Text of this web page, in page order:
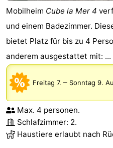
Mobilheim Cube la Mer 4
und einem Badezimmer.
bietet Platz für bis zu 4
anderem ausgestattet mit: ...
Freitag 7. –
Max. 4 personen.
Schlafzimmer: 2.
Haustiere erlaubt nach